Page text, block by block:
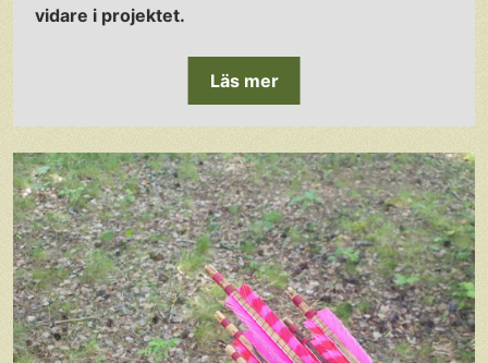
vidare i projektet.
Läs mer